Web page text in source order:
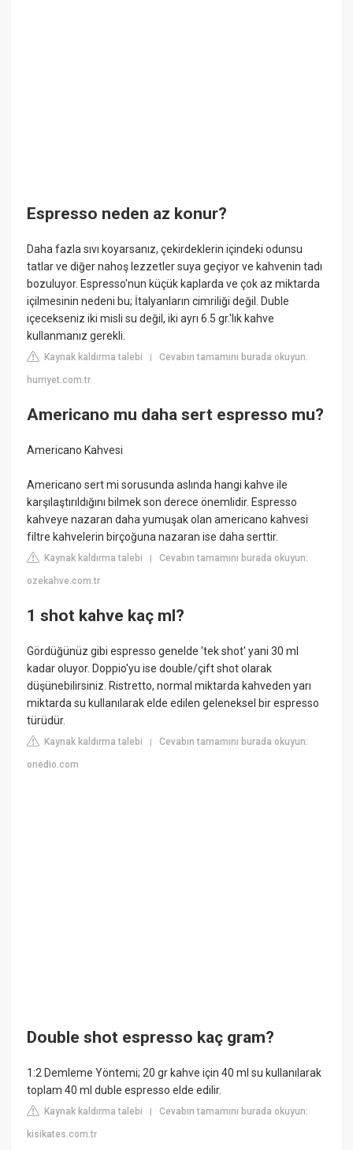
Espresso neden az konur?
Daha fazla sıvı koyarsanız, çekirdeklerin içindeki odunsu
tatlar ve diğer nahoş lezzetler suya geçiyor ve kahvenin tadı
bozuluyor. Espresso'nun küçük kaplarda ve çok az miktarda
içilmesinin nedeni bu; İtalyanların cimriliği değil. Duble
içecekseniz iki misli su değil, iki ayrı 6.5 gr.'lık kahve
kullanmanız gerekli.
Kaynak kaldırma talebi |Cevabın tamamını burada okuyun:
hurriyet.com.tr
Americano mu daha sert espresso mu?
Americano Kahvesi
Americano sert mi sorusunda aslında hangi kahve ile
karşılaştırıldığını bilmek son derece önemlidir. Espresso
kahveye nazaran daha yumuşak olan americano kahvesi
filtre kahvelerin birçoğuna nazaran ise daha serttir.
Kaynak kaldırma talebi |Cevabın tamamını burada okuyun:
ozekahve.com.tr
1 shot kahve kaç ml?
Gördüğünüz gibi espresso genelde 'tek shot' yani 30 ml
kadar oluyor. Doppio'yu ise double/çift shot olarak
düşünebilirsiniz. Ristretto, normal miktarda kahveden yarı
miktarda su kullanılarak elde edilen geleneksel bir espresso
türüdür.
Kaynak kaldırma talebi |Cevabın tamamını burada okuyun:
onedio.com
Double shot espresso kaç gram?
1:2 Demleme Yöntemi; 20 gr kahve için 40 ml su kullanılarak
toplam 40 ml duble espresso elde edilir.
Kaynak kaldırma talebi |Cevabın tamamını burada okuyun:
kisikates.com.tr